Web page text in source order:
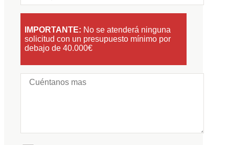
IMPORTANTE: No se atenderá ninguna
solicitud con un presupuesto mínimo por
debajo de 40.000€